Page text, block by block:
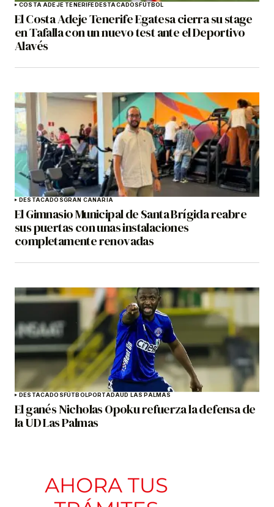
COSTA ADEJE TENERIFEDESTACADOSFÚTBOL
El Costa Adeje Tenerife Egatesa cierra su stage
en Tafalla con un nuevo test ante el Deportivo
Alavés
DESTACADOSGRAN CANARIA
El Gimnasio Municipal de Santa Brígida reabre
sus puertas con unas instalaciones
completamente renovadas
DESTACADOSFÚTBOLPORTADAUD LAS PALMAS
El ganés Nicholas Opoku refuerza la defensa de
la UD Las Palmas